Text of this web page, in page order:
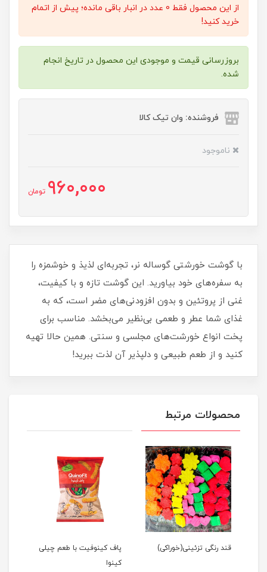
از این محصول فقط 0 عدد در انبار باقی مانده؛ پیش از اتمام
خرید کنید!
بروزرسانی قیمت و موجودی این محصول در تاریخ انجام
شده.
فروشنده: وان تیک کالا
ناموجود
960,000 تومان
با گوشت خورشتی گوساله نر، تجربه‌ای لذیذ و خوشمزه را
به سفره‌های خود بیاورید. این گوشت تازه و با کیفیت،
غنی از پروتئین و بدون افزودنی‌های مضر است، که به
غذای شما عطر و طعمی بی‌نظیر می‌بخشد. مناسب برای
پخت انواع خورشت‌های مجلسی و سنتی. همین حالا تهیه
کنید و از طعم طبیعی و دلپذیر آن لذت ببرید!
محصولات مرتبط
قند رنگی تزئینی(خوراکی)
پاف کینوفیت با طعم چیلی
کینوا